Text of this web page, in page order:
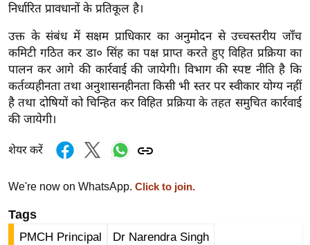
वु
हॉ
ली
वु
ड
फि
क्षा
B
निर्धारित प्रावधानों के प्रतिकूल है।
उक्त के संबंध में सक्षम प्राधिकार का अनुमोदन से उच्चस्तरीय जाँच
कमिटी गठित कर डा० सिंह का पक्ष प्राप्त करते हुए विहित प्रक्रिया का
पालन कर आगे की कार्रवाई की जायेगी। विभाग की स्पष्ट नीति है कि
कर्तव्यहीनता तथा अनुशासनहीनता किसी भी स्तर पर स्वीकार योग्य नहीं
है तथा दोषियों को चिन्हित कर विहित प्रक्रिया के तहत समुचित कार्रवाई
की जायेगी।
शेयर करें
We're now on WhatsApp. Click to join.
Tags
PMCH Principal Dr Narendra Singh